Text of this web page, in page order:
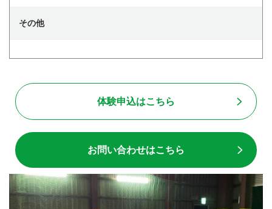
その他
体験申込はこちら
お問い合わせはこちら